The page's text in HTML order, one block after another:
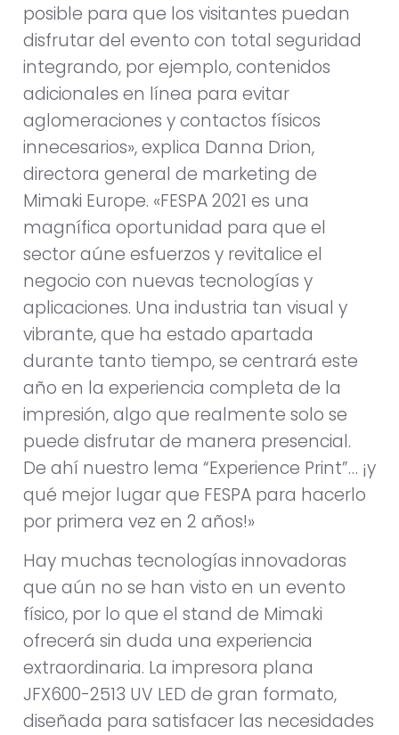
posible para que los visitantes puedan
disfrutar del evento con total seguridad
integrando, por ejemplo, contenidos
adicionales en línea para evitar
aglomeraciones y contactos físicos
innecesarios», explica Danna Drion,
directora general de marketing de
Mimaki Europe. «FESPA 2021 es una
magnífica oportunidad para que el
sector aúne esfuerzos y revitalice el
negocio con nuevas tecnologías y
aplicaciones. Una industria tan visual y
vibrante, que ha estado apartada
durante tanto tiempo, se centrará este
año en la experiencia completa de la
impresión, algo que realmente solo se
puede disfrutar de manera presencial.
De ahí nuestro lema “Experience Print”… ¡y
qué mejor lugar que FESPA para hacerlo
por primera vez en 2 años!»
Hay muchas tecnologías innovadoras
que aún no se han visto en un evento
físico, por lo que el stand de Mimaki
ofrecerá sin duda una experiencia
extraordinaria. La impresora plana
JFX600-2513 UV LED de gran formato,
diseñada para satisfacer las necesidades